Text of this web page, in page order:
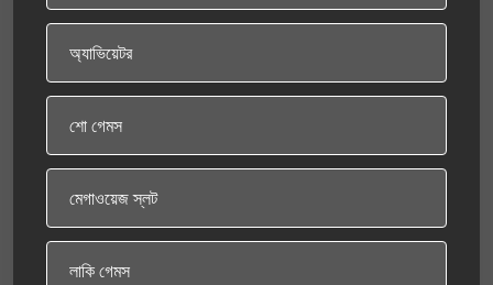
অ্যাভিয়েটর
শো গেমস
মেগাওয়েজ স্লট
লাকি গেমস